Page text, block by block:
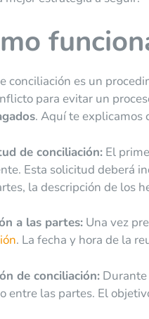
conciliación es un
para evitar un
. Aquí te explicamos
de conciliación: El
Esta solicitud deberá
la descripción de los
a las partes: Una vez
. La fecha y hora de la
de conciliación:
entre las partes. El